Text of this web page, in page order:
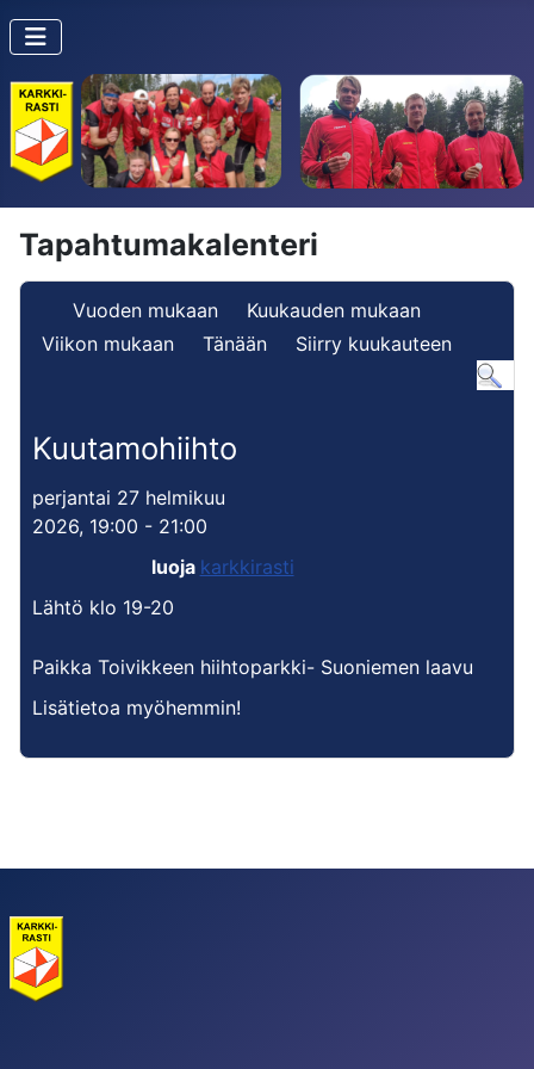
Tapahtumakalenteri
Vuoden mukaan
Kuukauden mukaan
Viikon mukaan
Tänään Siirry kuukauteen
Kuutamohiihto
perjantai 27 helmikuu
2026, 19:00 - 21:00
luoja karkkirasti
Lähtö klo 19-20
Paikka Toivikkeen hiihtoparkki- Suoniemen laavu
Lisätietoa myöhemmin!